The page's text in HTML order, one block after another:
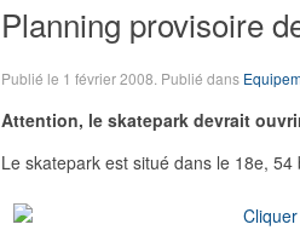
Planning provisoire
Publié le 1 février 2008 . Publié dans
Attention, le skatepark devrait
Le skatepark est situé dans le 18e,